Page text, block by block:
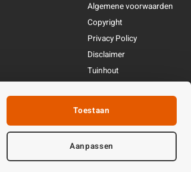
Algemene voorwaarden
Copyright
Privacy Policy
Disclaimer
Tuinhout
Toestaan
Aanpassen